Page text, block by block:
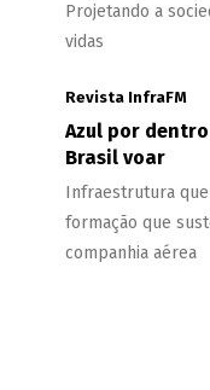
Projetando a
vidas
Revista InfraFM
Azul por
Brasil voar
Infraestrutura
formação que
companhia aérea